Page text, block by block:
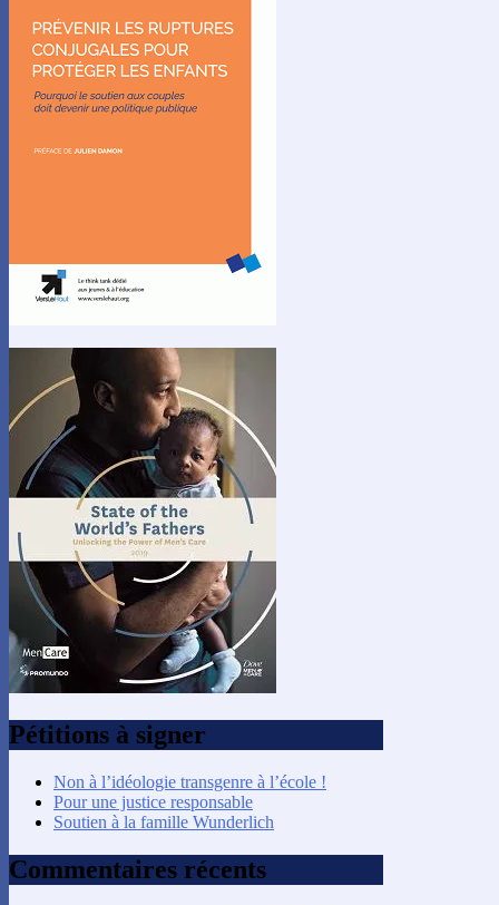
Pétitions à signer
Non à l’idéologie transgenre à l’école !
Pour une justice responsable
Soutien à la famille Wunderlich
Commentaires récents